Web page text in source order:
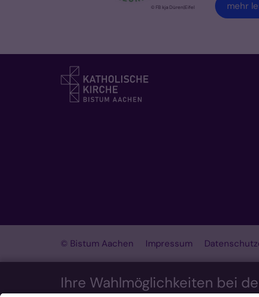
Ihre Wahlmöglichkeiten bei
© FB kja Düren|Eifel mehr
© Bistum Aachen Impressum